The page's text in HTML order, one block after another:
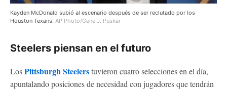
Kayden McDonald subió al escenario después de ser reclutado por los
Houston Texans. AP Photo/Gene J. Puskar
Steelers piensan en el futuro
LosPittsburgh Steelerstuvieron cuatro selecciones en el día,
apuntalando posiciones de necesidad con jugadores que tendrán